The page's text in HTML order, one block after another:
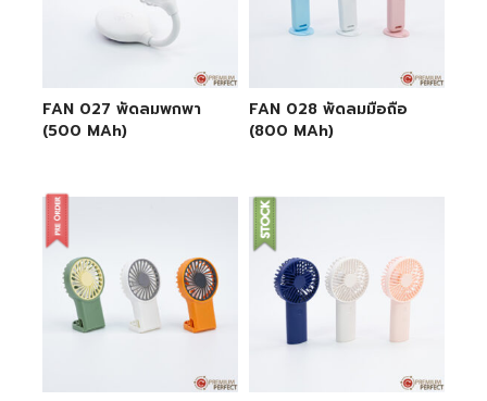
FAN 027 พัดลมพกพา
(500 MAh)
FAN 028 พัดลมมือถือ
(800 MAh)